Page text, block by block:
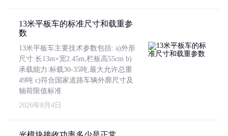
13米平板车的标准尺寸和载重参
数
13米平板车主要技术参数包括: a)外形
尺寸:长13m×宽2.45m,栏板高55cm b)
承载能力:标载30-35吨,最大允许总重
49吨 c)符合国家道路车辆外廓尺寸及
轴荷限值标准
2026年8月4日